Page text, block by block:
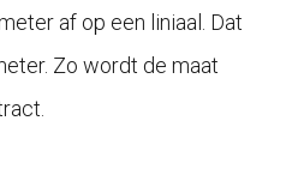
af op een liniaal. Dat
Zo wordt de maat